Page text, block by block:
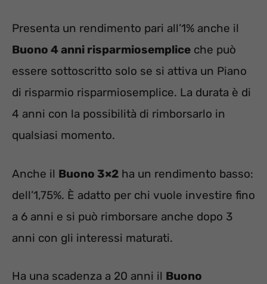
Presenta un rendimento pari all’1% anche il
Buono 4 anni risparmiosemplice che può
essere sottoscritto solo se si attiva un Piano
di risparmio risparmiosemplice. La durata è di
4 anni con la possibilità di rimborsarlo in
qualsiasi momento.
Anche il Buono 3×2 ha un rendimento basso:
dell’1,75%. È adatto per chi vuole investire fino
a 6 anni e si può rimborsare anche dopo 3
anni con gli interessi maturati.
Ha una scadenza a 20 anni il Buono